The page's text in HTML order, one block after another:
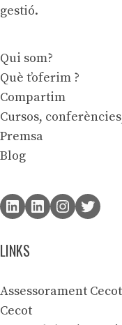
gestió.
Qui som?
Què t’oferim ?
Compartim
Cursos,
Premsa
Blog
LINKS
Assessorament Cecot
Cecot